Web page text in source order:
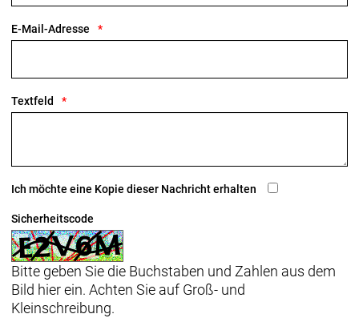
E-Mail-Adresse
Textfeld
Ich möchte eine Kopie dieser Nachricht erhalten
Sicherheitscode
Bitte geben Sie die Buchstaben und Zahlen aus dem
Bild hier ein. Achten Sie auf Groß- und
Kleinschreibung.